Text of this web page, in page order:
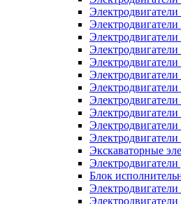
Экскаваторные
Блок